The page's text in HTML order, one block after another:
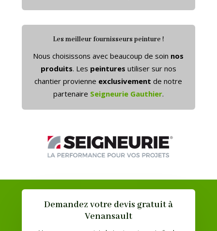
Les meilleur fournisseurs peinture !
Nous choisissons avec beaucoup de soin nos
produits. Les peintures utiliser sur nos
chantier provienne exclusivement de notre
partenaire Seigneurie Gauthier.
Demandez votre devis gratuit à
Venansault